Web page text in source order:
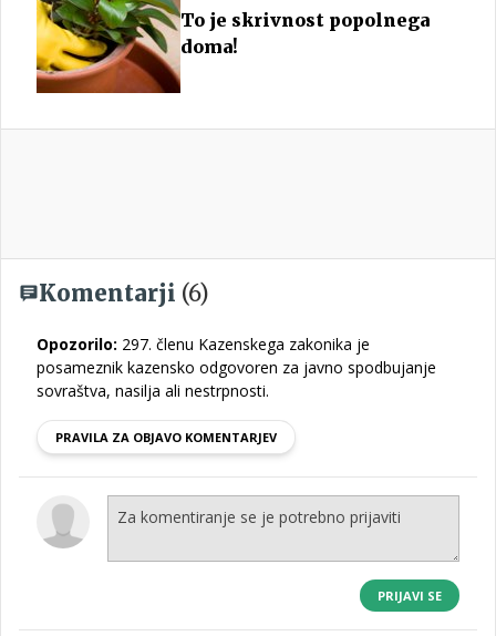
To je skrivnost popolnega
doma!
Komentarji (6)
Opozorilo: 297. členu Kazenskega zakonika je
posameznik kazensko odgovoren za javno spodbujanje
sovraštva, nasilja ali nestrpnosti.
PRAVILA ZA OBJAVO KOMENTARJEV
PRIJAVI SE